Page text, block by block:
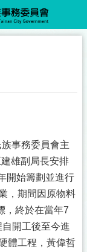
事務委員會主
雄副局長安排
開始籌劃並進行
，期間因原物料
，終於在當年7
開工後至今進
體工程，黃偉哲